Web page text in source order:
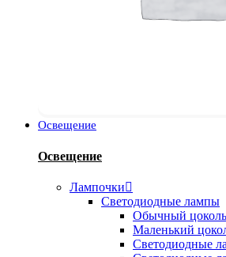
Освещение
Освещение
Лампочки
Светодиодные лампы
Обычный
Маленький
Светодиодные